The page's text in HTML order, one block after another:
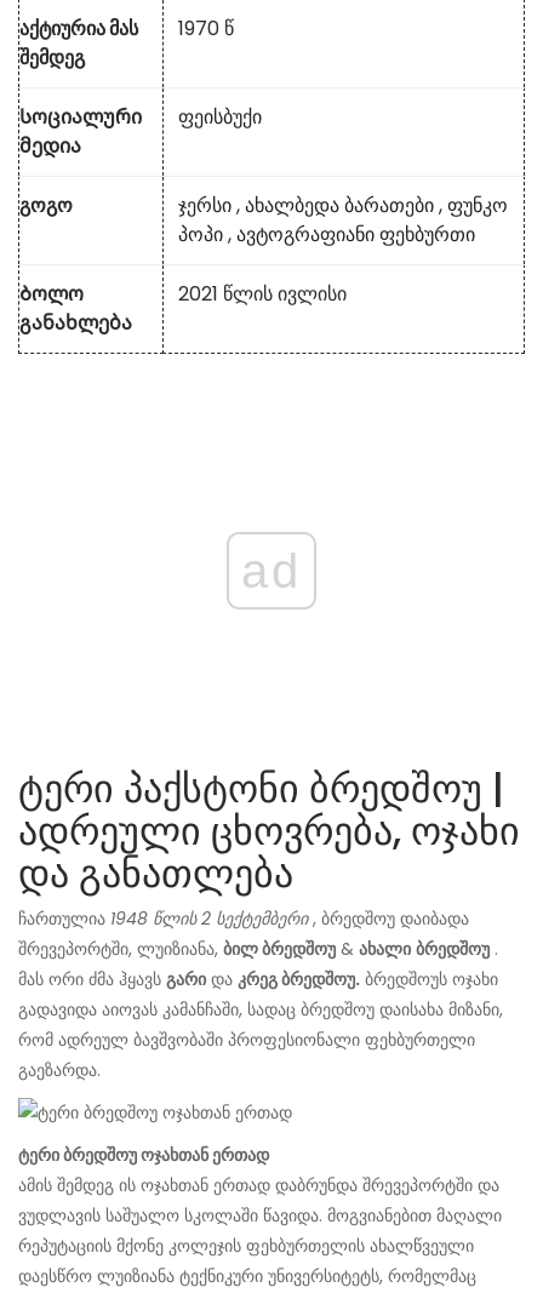
აქტიურია მას
შემდეგ
1970 წ
Სოციალური
მედია
ფეისბუქი
გოგო ჯერსი,ახალბედა ბარათები,ფუნკო
პოპი,ავტოგრაფიანი ფეხბურთი
Ბოლო
განახლება
2021 წლის ივლისი
ad
ტერი პაქსტონი ბრედშოუ |
ადრეული ცხოვრება, ოჯახი
და განათლება
ჩართულია 1948 წლის 2 სექტემბერი, ბრედშოუ დაიბადა
შრევეპორტში, ლუიზიანა, ბილ ბრედშოუ & ახალი ბრედშოუ .
მას ორი ძმა ჰყავს გარი და კრეგ ბრედშოუ. ბრედშოუს ოჯახი
გადავიდა აიოვას კამანჩაში, სადაც ბრედშოუ დაისახა მიზანი,
რომ ადრეულ ბავშვობაში პროფესიონალი ფეხბურთელი
გაეზარდა.
ტერი ბრედშოუ ოჯახთან ერთად
ამის შემდეგ ის ოჯახთან ერთად დაბრუნდა შრევეპორტში და
ვუდლავის საშუალო სკოლაში წავიდა. მოგვიანებით მაღალი
რეპუტაციის მქონე კოლეჯის ფეხბურთელის ახალწვეული
დაესწრო ლუიზიანა ტექნიკური უნივერსიტეტს, რომელმაც